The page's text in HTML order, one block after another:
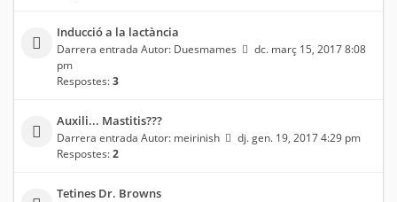
Inducció a la lactància
Darrera entrada Autor: Duesmames
dc. març 15, 2017 8:08
pm
Respostes:3
Auxili... Mastitis???
Darrera entrada Autor: meirinish
dj. gen. 19, 2017 4:29 pm
Respostes:2
Tetines Dr. Browns